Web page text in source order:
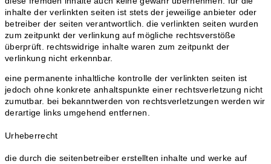
inhalte der verlinkten seiten ist stets der jeweilige anbieter oder
betreiber der seiten verantwortlich. die verlinkten seiten wurden
zum zeitpunkt der verlinkung auf mögliche rechtsverstöße
überprüft. rechtswidrige inhalte waren zum zeitpunkt der
verlinkung nicht erkennbar.
eine permanente inhaltliche kontrolle der verlinkten seiten ist
jedoch ohne konkrete anhaltspunkte einer rechtsverletzung nicht
zumutbar. bei bekanntwerden von rechtsverletzungen werden wir
derartige links umgehend entfernen.
Urheberrecht
die durch die seitenbetreiber erstellten inhalte und werke auf